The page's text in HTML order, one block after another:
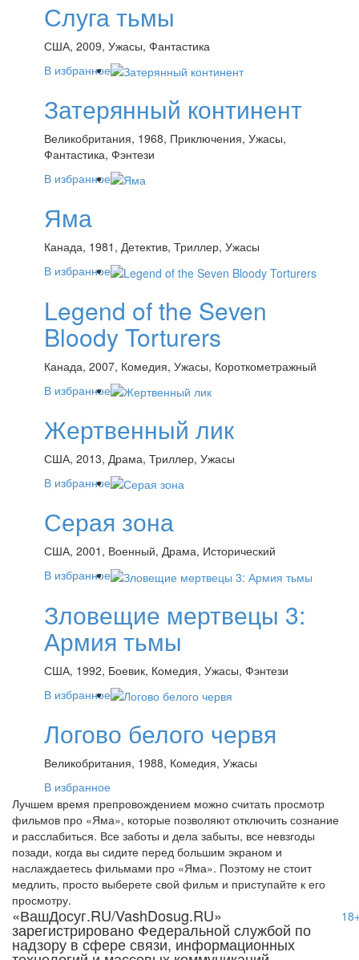
Слуга тьмы
США, 2009, Ужасы, Фантастика
В избранное
Затерянный континент
Великобритания, 1968, Приключения, Ужасы,
Фантастика, Фэнтези
В избранное
Яма
Канада, 1981, Детектив, Триллер, Ужасы
В избранное
Legend of the Seven
Bloody Torturers
Канада, 2007, Комедия, Ужасы, Короткометражный
В избранное
Жертвенный лик
США, 2013, Драма, Триллер, Ужасы
В избранное
Серая зона
США, 2001, Военный, Драма, Исторический
В избранное
Зловещие мертвецы 3:
Армия тьмы
США, 1992, Боевик, Комедия, Ужасы, Фэнтези
В избранное
Логово белого червя
Великобритания, 1988, Комедия, Ужасы
В избранное
Лучшем время препровождением можно считать просмотр
фильмов про «Яма», которые позволяют отключить сознание
и расслабиться. Все заботы и дела забыты, все невзгоды
позади, когда вы сидите перед большим экраном и
наслаждаетесь фильмами про «Яма». Поэтому не стоит
медлить, просто выберете свой фильм и приступайте к его
просмотру.
«ВашДосуг.RU/VashDosug.RU»
зарегистрировано Федеральной службой по
надзору в сфере связи, информационных